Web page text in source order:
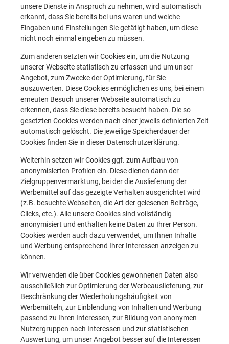
unsere Dienste in Anspruch zu nehmen, wird automatisch
erkannt, dass Sie bereits bei uns waren und welche
Eingaben und Einstellungen Sie getätigt haben, um diese
nicht noch einmal eingeben zu müssen.
Zum anderen setzten wir Cookies ein, um die Nutzung
unserer Webseite statistisch zu erfassen und um unser
Angebot, zum Zwecke der Optimierung, für Sie
auszuwerten. Diese Cookies ermöglichen es uns, bei einem
erneuten Besuch unserer Webseite automatisch zu
erkennen, dass Sie diese bereits besucht haben. Die so
gesetzten Cookies werden nach einer jeweils definierten Zeit
automatisch gelöscht. Die jeweilige Speicherdauer der
Cookies finden Sie in dieser Datenschutzerklärung.
Weiterhin setzen wir Cookies ggf. zum Aufbau von
anonymisierten Profilen ein. Diese dienen dann der
Zielgruppenvermarktung, bei der die Auslieferung der
Werbemittel auf das gezeigte Verhalten ausgerichtet wird
(z.B. besuchte Webseiten, die Art der gelesenen Beiträge,
Clicks, etc.). Alle unsere Cookies sind vollständig
anonymisiert und enthalten keine Daten zu Ihrer Person.
Cookies werden auch dazu verwendet, um Ihnen Inhalte
und Werbung entsprechend Ihrer Interessen anzeigen zu
können.
Wir verwenden die über Cookies gewonnenen Daten also
ausschließlich zur Optimierung der Werbeauslieferung, zur
Beschränkung der Wiederholungshäufigkeit von
Werbemitteln, zur Einblendung von Inhalten und Werbung
passend zu Ihren Interessen, zur Bildung von anonymen
Nutzergruppen nach Interessen und zur statistischen
Auswertung, um unser Angebot besser auf die Interessen